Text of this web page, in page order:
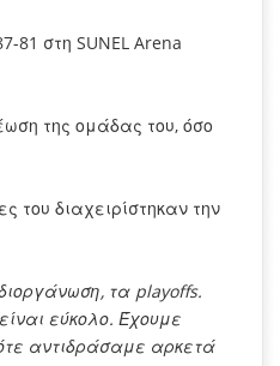
81 στη SUNEL Arena
της ομάδας του, όσο
του διαχειρίστηκαν την
τα playoffs.
εύκολο. Έχουμε
αντιδράσαμε αρκετά